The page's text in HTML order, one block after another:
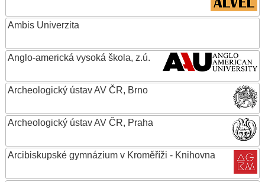
Ambis Univerzita
Anglo-americká vysoká škola, z.ú.
Archeologický ústav AV ČR, Brno
Archeologický ústav AV ČR, Praha
Arcibiskupské gymnázium v Kroměříži - Knihovna